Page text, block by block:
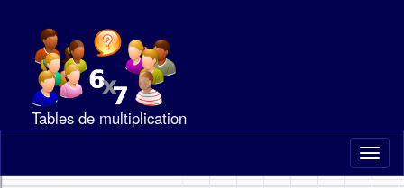
Tables de multiplication